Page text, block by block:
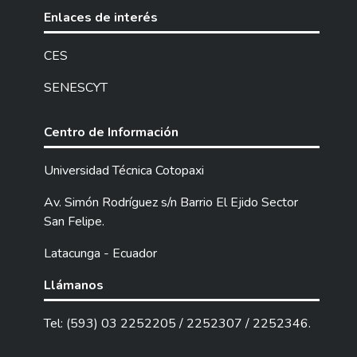
obtener información sobre las
características de la población estudiada. Se
ROCCI II, que consta de 27 preguntas, con
siendo la apreciación 1 nunca y 4 siempre. El
cuestionario fue aplicado de forma
presencial a 100 empleados que conforman
entrevista creada por Clara Toro estudiante
de la Universidad Andina Simón Bolívar, fue
aplicada a 6 directivos de la institución
los instrumentos permite obtener
información valiosa para la implementación
de estrategias que fortalezcan el ambiente
Enlaces de interés
CES
SENESCYT
Centro de Información
Universidad Técnica Cotopaxi
Av. Simón Rodríguez s/n Barrio El Ejido Sector
San Felipe.
Latacunga - Ecuador
Llámanos
Tel: (593) 03 2252205 / 2252307 / 2252346.